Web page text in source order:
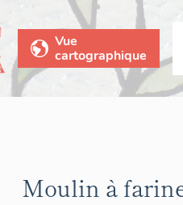
Vue
cartographique
Moulin à